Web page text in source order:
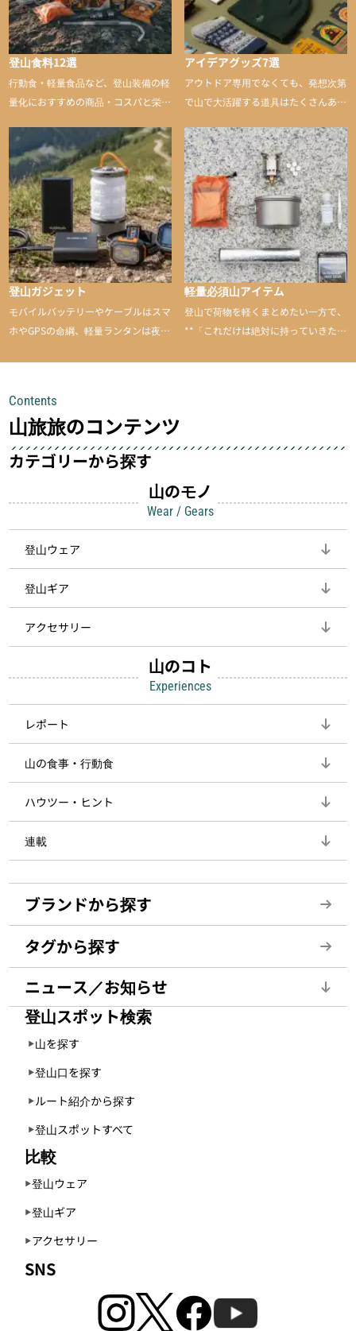
登山食料12選
行動食・軽量食品など、登山装備の軽
量化におすすめの商品・コスパと栄養
アイデアグッズ7選
アウトドア専用でなくても、発想次第
で山で大活躍する道具はたくさんあり
山に持ち込むと快適性や安心感をグッ
と引き上げてくれる――そんな意外性
のあるアイテムを紹介
登山ガジェット
モバイルバッテリーやケーブルはスマ
ホやGPSの命綱、軽量ランタンは夜間
して安全にしてくれます
軽量必須山アイテム
登山で荷物を軽くまとめたい一方で、
**「これだけは絶対に持っていきた
Contents
山旅旅のコンテンツ
カテゴリーから探す
山のモノ
Wear / Gears
登山ウェア
登山ギア
アクセサリー
山のコト
Experiences
レポート
山の食事・行動食
ハウツー・ヒント
連載
ブランドから探す
タグから探す
ニュース／お知らせ
登山スポット検索
山を探す
登山口を探す
ルート紹介から探す
登山スポットすべて
比較
登山ウェア
登山ギア
アクセサリー
SNS